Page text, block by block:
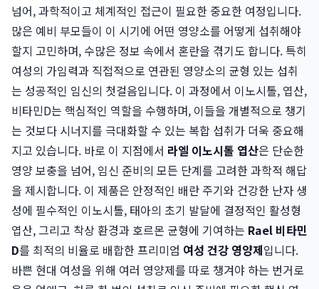
넘어, 과학적이고 체계적인 접근이 필요한 중요한 여정입니다.
많은 예비 부모들이 이 시기에 어떤 영양소를 어떻게 섭취해야
할지 고민하며, 수많은 정보 속에서 혼란을 겪기도 합니다. 특히
여성의 가임력과 직접적으로 연관된 영양소의 균형 있는 섭취
는 성공적인 임신의 첫걸음입니다. 이 과정에서 이노시톨, 엽산,
비타민D는 핵심적인 역할을 수행하며, 이들을 개별적으로 챙기
는 것보다 시너지를 극대화할 수 있는 복합 섭취가 더욱 중요해
지고 있습니다. 바로 이 지점에서 라엘 이노시톨 엽산은 단순한
영양 보충을 넘어, 임신 준비의 모든 단계를 고려한 과학적 해답
을 제시합니다. 이 제품은 안정적인 배란 주기와 건강한 난자 생
성에 필수적인 이노시톨, 태아의 초기 발달에 결정적인 활성형
엽산, 그리고 착상 환경과 호르몬 균형에 기여하는 Rael 비타민
D를 최적의 비율로 배합한 프리미엄 여성 건강 영양제입니다.
바쁜 현대 여성을 위해 여러 영양제를 따로 챙겨야 하는 번거로